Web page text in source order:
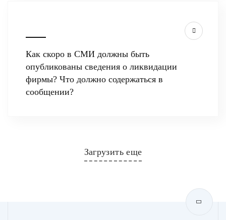
Как скоро в СМИ должны быть
опубликованы сведения о ликвидации
фирмы? Что должно содержаться в
сообщении?
Загрузить еще